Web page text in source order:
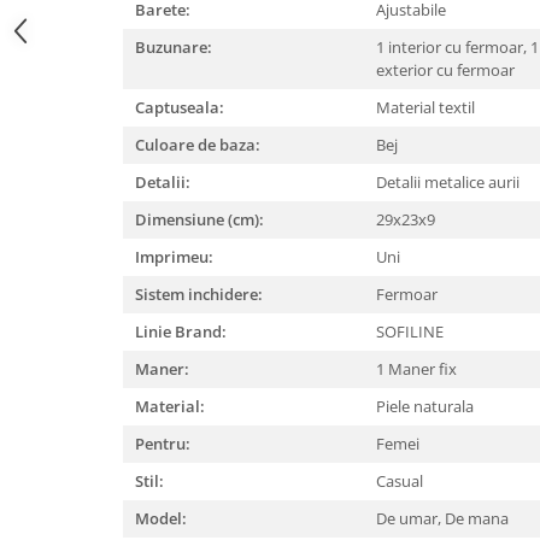
Barete:
Ajustabile
Buzunare:
1 interior cu fermoar,
exterior cu fermoar
Captuseala:
Material textil
Culoare de baza:
Bej
Detalii:
Detalii metalice aurii
Dimensiune (cm):
29x23x9
Imprimeu:
Uni
Sistem inchidere:
Fermoar
Linie Brand:
SOFILINE
Maner:
1 Maner fix
Material:
Piele naturala
Pentru:
Femei
Stil:
Casual
Model:
De umar, De mana